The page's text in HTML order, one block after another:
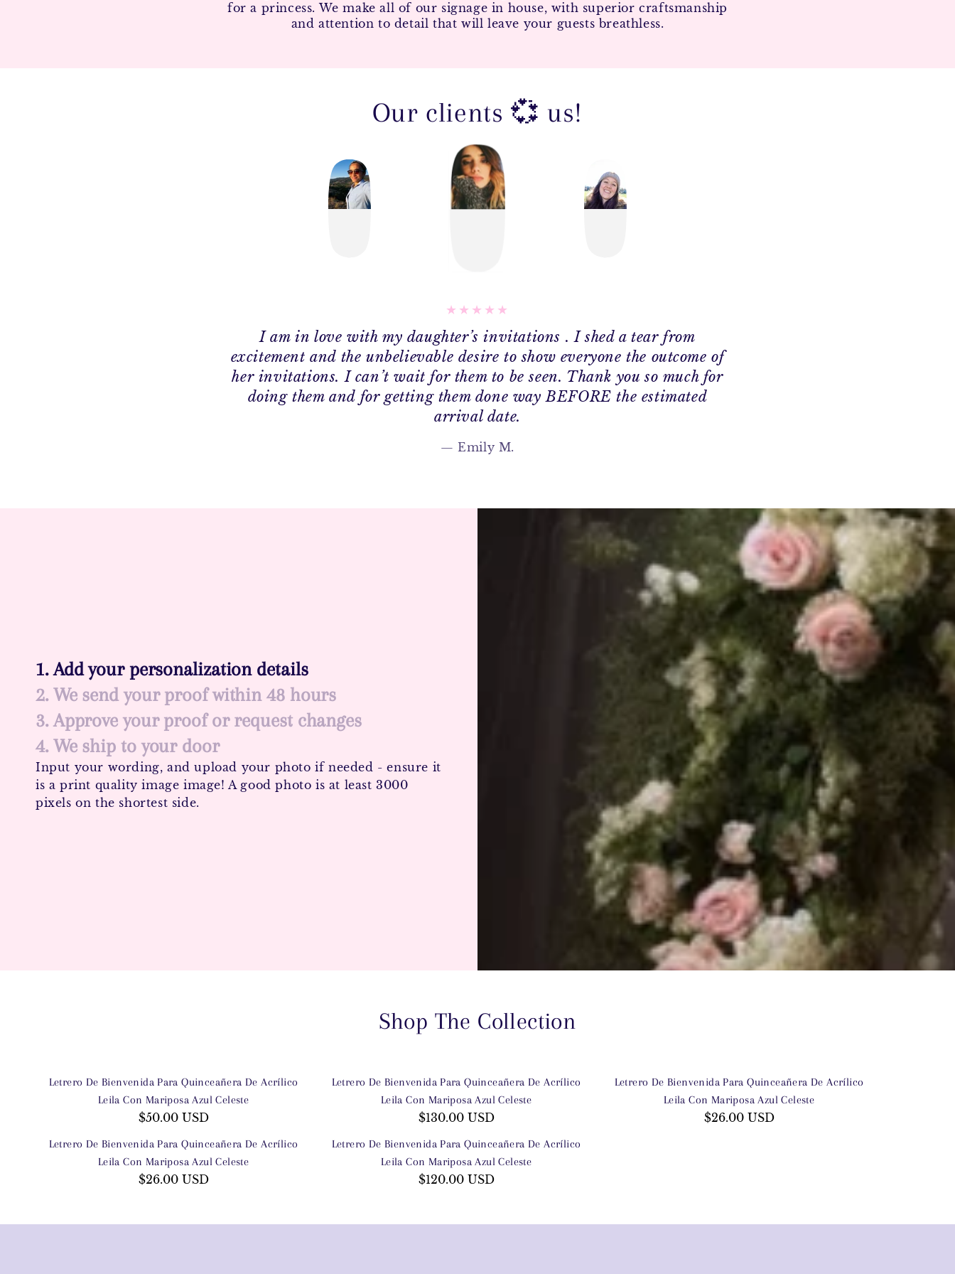
for a princess. We make all of our signage in house, with superior craftsmanship
and attention to detail that will leave your guests breathless.
Our clients 💞 us!
I am in love with my daughter’s invitations . I shed a tear from
excitement and the unbelievable desire to show everyone the outcome of
her invitations. I can’t wait for them to be seen. Thank you so much for
doing them and for getting them done way BEFORE the estimated
arrival date.
Emily M.
1. Add your personalization details
2. We send your proof within 48 hours
3. Approve your proof or request changes
4. We ship to your door
Input your wording, and upload your photo if needed - ensure it
is a print quality image image! A good photo is at least 3000
pixels on the shortest side.
Shop The Collection
Letrero De Bienvenida Para Quinceañera De Acrílico
Leila Con Mariposa Azul Celeste
$50.00 USD
Letrero De Bienvenida Para Quinceañera De Acrílico
Leila Con Mariposa Azul Celeste
$130.00 USD
Letrero De Bienvenida Para Quinceañera De Acrílico
Leila Con Mariposa Azul Celeste
$26.00 USD
Letrero De Bienvenida Para Quinceañera De Acrílico
Leila Con Mariposa Azul Celeste
$26.00 USD
Letrero De Bienvenida Para Quinceañera De Acrílico
Leila Con Mariposa Azul Celeste
$120.00 USD